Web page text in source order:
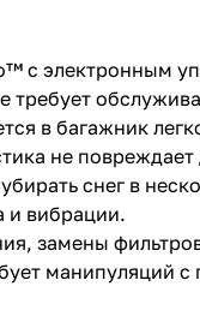
с электронным
требует
в багажник
не
снег в
и вибрации.
замены
манипуляций